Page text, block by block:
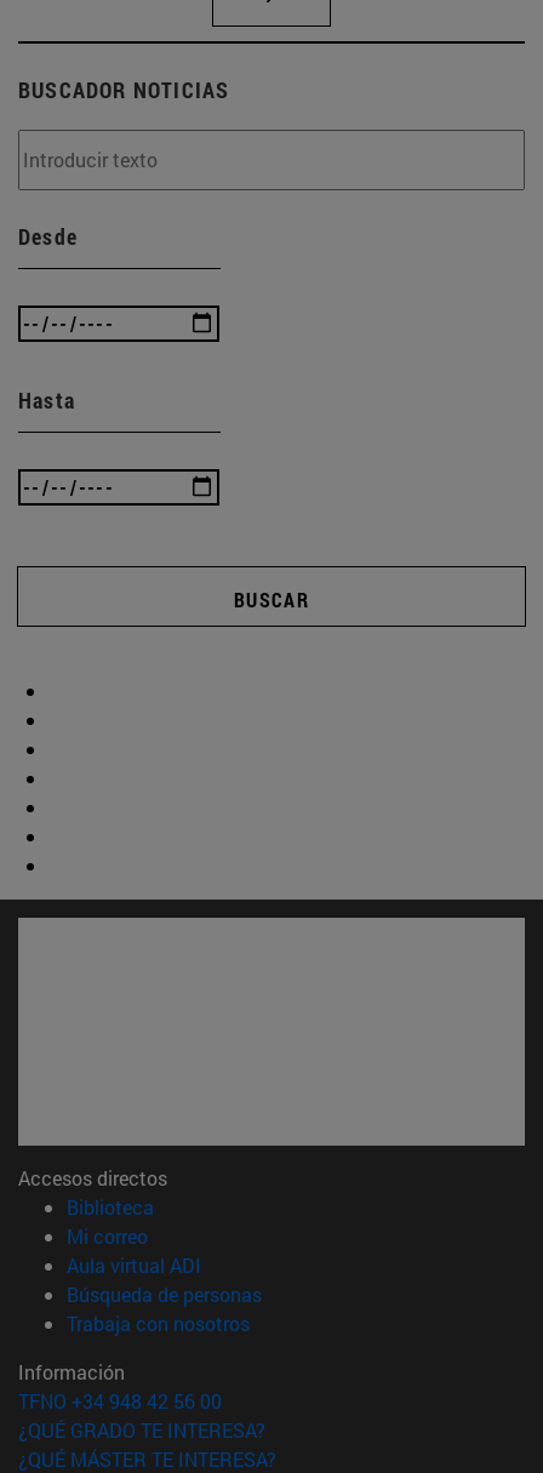
BUSCADOR NOTICIAS
Desde
Hasta
BUSCAR
Accesos directos
Biblioteca
Mi correo(abre en nueva ventana)
Aula virtual ADI
Búsqueda de personas(abre en nueva ventana)
Trabaja con nosotros(abre en nueva ventana)
Información
TFNO +34 948 42 56 00
¿QUÉ GRADO TE INTERESA?
¿QUÉ MÁSTER TE INTERESA?